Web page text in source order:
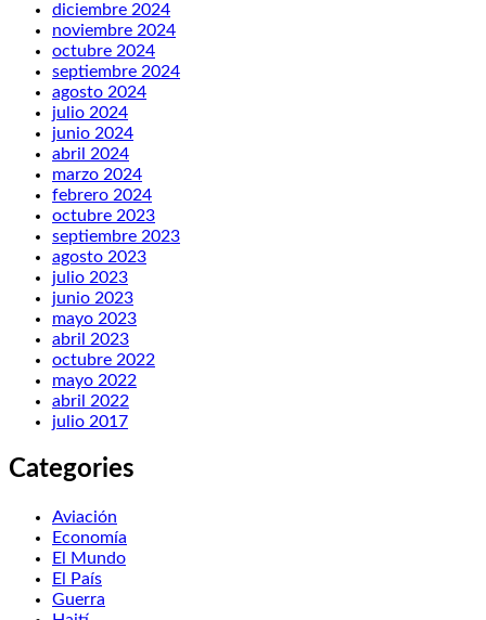
diciembre 2024
noviembre 2024
octubre 2024
septiembre 2024
agosto 2024
julio 2024
junio 2024
abril 2024
marzo 2024
febrero 2024
octubre 2023
septiembre 2023
agosto 2023
julio 2023
junio 2023
mayo 2023
abril 2023
octubre 2022
mayo 2022
abril 2022
julio 2017
Categories
Aviación
Economía
El Mundo
El País
Guerra